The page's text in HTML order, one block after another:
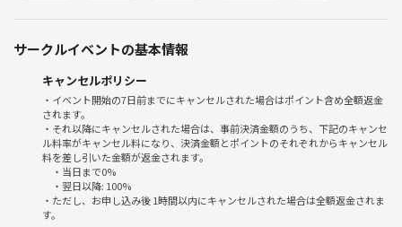
スタート（20:30）
終了（22:30頃）
2次会行くかも、、
※自由参加です！
男性枠残り0人
女性枠残り2人
です！
サークルイベントの基本情報
キャンセルポリシー
・イベント開始の7日前までにキャンセルされた場合はポイント含め全額返金
されます。
・それ以降にキャンセルされた場合は、事前決済金額のうち、下記のキャンセ
ル料率がキャンセル料になり、決済金額とポイントのそれぞれからキャンセル
料を差し引いた金額が返金されます。
・当日まで0%
・翌日以降: 100%
・ただし、お申し込み後 1時間以内にキャンセルされた場合は全額返金されま
す。